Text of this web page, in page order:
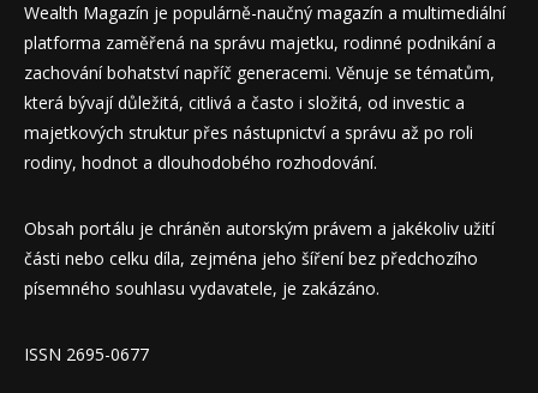
Wealth Magazín je populárně-naučný magazín a multimediální
platforma zaměřená na správu majetku, rodinné podnikání a
zachování bohatství napříč generacemi. Věnuje se tématům,
která bývají důležitá, citlivá a často i složitá, od investic a
majetkových struktur přes nástupnictví a správu až po roli
rodiny, hodnot a dlouhodobého rozhodování.
Obsah portálu je chráněn autorským právem a jakékoliv užití
části nebo celku díla, zejména jeho šíření bez předchozího
písemného souhlasu vydavatele, je zakázáno.
ISSN 2695-0677